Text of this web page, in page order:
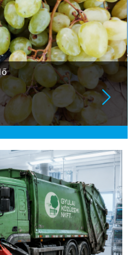
de elszórtan